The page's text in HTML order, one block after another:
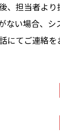
、担当者より
ない場合、
にてご連絡を